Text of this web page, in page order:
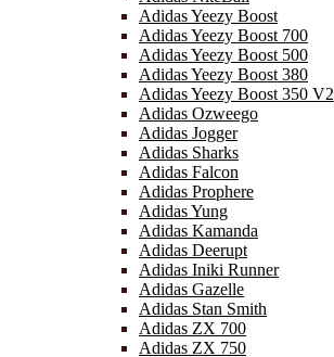
Adidas Yeezy Boost
Adidas Yeezy Boost 700
Adidas Yeezy Boost 500
Adidas Yeezy Boost 380
Adidas Yeezy Boost 350 V2
Adidas Ozweego
Adidas Jogger
Adidas Sharks
Adidas Falcon
Adidas Prophere
Adidas Yung
Adidas Kamanda
Adidas Deerupt
Adidas Iniki Runner
Adidas Gazelle
Adidas Stan Smith
Adidas ZX 700
Adidas ZX 750